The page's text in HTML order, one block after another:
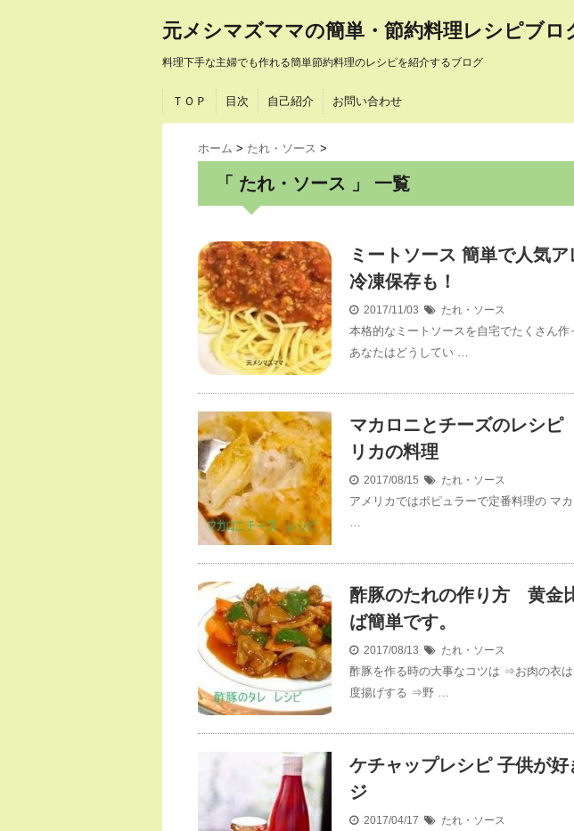
元メシマズママの簡単・節約料理レシピブロ
料理下手な主婦でも作れる簡単節約料理のレシピを紹介するブログ
ＴＯＰ 目次 自己紹介 お問い合わせ
ホーム > たれ・ソース >
「 たれ・ソース 」 一覧
ミートソース 簡単で人気
冷凍保存も！
2017/11/03 たれ・ソース
本格的なミートソースを自宅でたくさん作
あなたはどうしてい …
マカロニとチーズのレシ
リカの料理
2017/08/15 たれ・ソース
アメリカではポピュラーで定番料理の マ
…
酢豚のたれの作り方 黄金
ば簡単です。
2017/08/13 たれ・ソース
酢豚を作る時の大事なコツは ⇒お肉の衣
度揚げする ⇒野 …
ケチャップレシピ 子供が
ジ
2017/04/17 たれ・ソース